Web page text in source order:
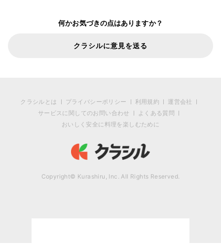
何かお気づきの点はありますか？
クラシルに意見を送る
クラシルとは プライバシーポリシー 利用規約
運営会社
サービスに関してのお問い合わせ
よくある質問
おいしく安全に料理を楽しむために
Copyright© Kurashiru, Inc. All Rights Reserved.